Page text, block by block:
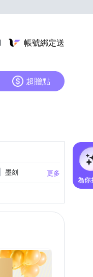
帳號綁定送
超贈點
更多
墨刻
皇冠